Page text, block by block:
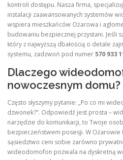
kontroli dostępu. Nasza firma,
instalacji zaawansowanych systemów
wspiera mieszkańców Ożarowa i
budowaniu bezpiecznej przystani. Jeśli
który z najwyższą dbałością o detale
systemu, zadzwoń pod numer 570 933
Dlaczego
nowoczesnym domu?
Często słyszymy pytanie: „Po co mi
dzwonek?”. Odpowiedź jest prosta –
narzędzie do komunikacji, to Twoje
bezpieczeństwem posesji. W Ożarowie
sąsiedztwo ceni sobie zarówno
wideodomofon pozwala na dyskretną